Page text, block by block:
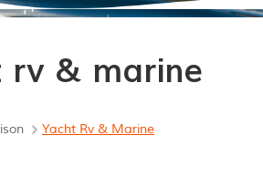
rv & marine
Yacht Rv & Marine